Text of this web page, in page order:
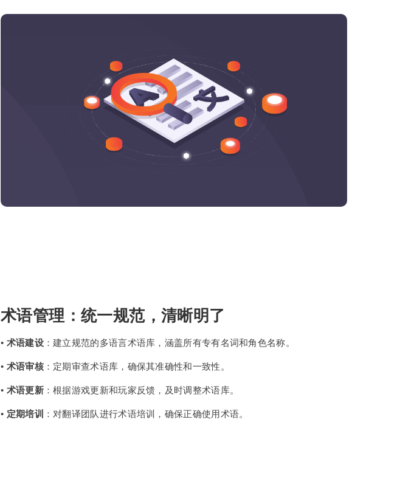
术语管理：统一规范，清晰明了
• 术语建设：建立规范的多语言术语库，涵盖所有专有名词和角色名称。
• 术语审核：定期审查术语库，确保其准确性和一致性。
• 术语更新：根据游戏更新和玩家反馈，及时调整术语库。
• 定期培训 ：对翻译团队进行术语培训，确保正确使用术语。